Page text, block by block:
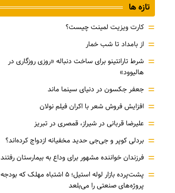
تازه ها
= کارت ویزیت لمینت چیست؟
= از بامداد تا شب خمار
= شرط تارانتینو برای ساخت دنباله «روزی روزگاری در
هالیوود»
= جعفر جکسون در دنیای سینما ماند
= افزایش فروش شعر با اکران فیلم نولان
= علیرضا قربانی در شیراز، قمصری در تبریز
= بردلی کوپر و جی‌جی حدید مخفیانه ازدواج کرده‌اند؟
= فرزندان خواننده مشهور برای وداع به بیمارستان رفتند
=
پشت‌پرده بازار لوله استیل؛ ۵ اشتباه مهلک که بودجه
پروژه‌های صنعتی را می‌بلعد